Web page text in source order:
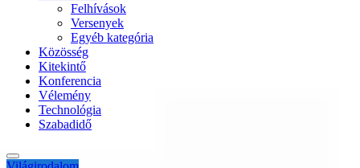
Felhívások
Versenyek
Egyéb kategória
Közösség
Kitekintő
Konferencia
Vélemény
Technológia
Szabadidő